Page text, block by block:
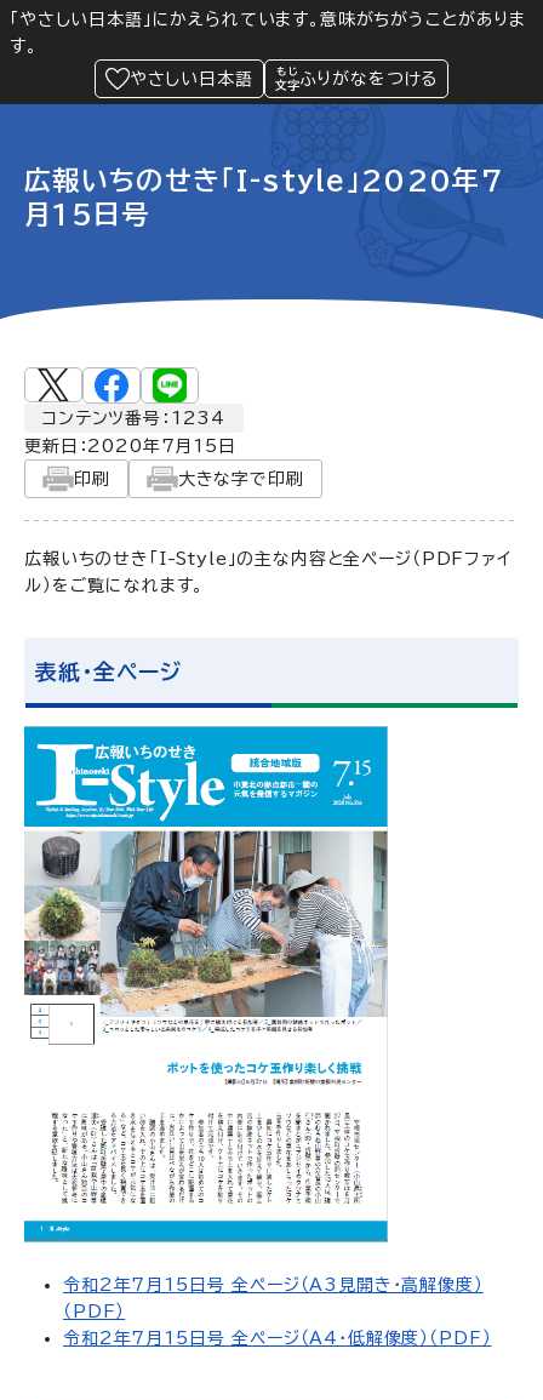
「やさしい日本語」にかえられています。意味がちがうことがありま
す。
やさしい日本語
ふりがなをつける
Language 閲覧支援
緊急情報
広報いちのせき「I-style」2020年7
月15日号
コンテンツ番号：1234
更新日： 2020年7月15日
印刷
大きな字で印刷
広報いちのせき「I-Style」の主な内容と全ページ（PDFファイ
ル）をご覧になれます。
表紙・全ページ
令和2年7月15日号 全ページ（A3見開き・高解像度）
（PDF）
令和2年7月15日号 全ページ（A4・低解像度）（PDF）